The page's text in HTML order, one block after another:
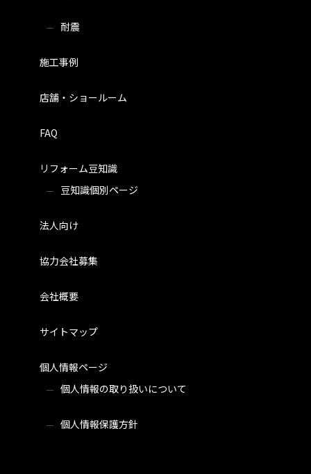
耐震
施工事例
店舗・ショールーム
FAQ
リフォーム豆知識
豆知識個別ページ
法人向け
協力会社募集
会社概要
サイトマップ
個人情報ページ
個人情報の取り扱いについて
個人情報保護方針